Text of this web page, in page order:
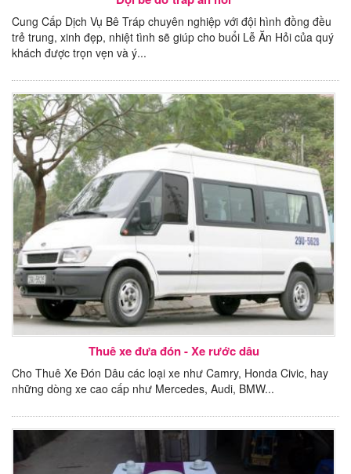
Cung Cấp Dịch Vụ Bê Tráp chuyên nghiệp với đội hình đồng đều
trẻ trung, xinh đẹp, nhiệt tình sẽ giúp cho buổi Lễ Ăn Hỏi của quý
khách được trọn vẹn và ý...
Thuê xe đưa đón - Xe rước dâu
Cho Thuê Xe Đón Dâu các loại xe như Camry, Honda Civic, hay
những dòng xe cao cấp như Mercedes, Audi, BMW...